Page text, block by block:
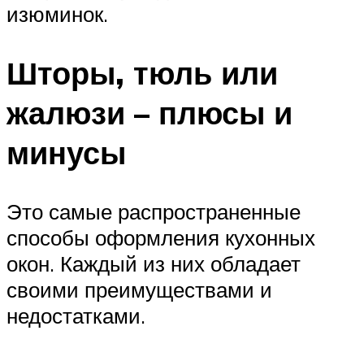
изюминок.
Шторы, тюль или
жалюзи – плюсы и
минусы
Это самые распространенные
способы оформления кухонных
окон. Каждый из них обладает
своими преимуществами и
недостатками.